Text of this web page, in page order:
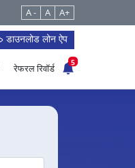
A - A A+
डाउनलोड लोन ऐप
रेफरल रिवॉर्ड
5